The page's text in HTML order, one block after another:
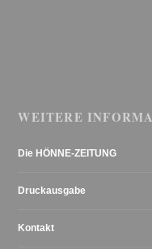
WEITERE
Die HÖNNE-ZEITUNG
Druckausgabe
Kontakt